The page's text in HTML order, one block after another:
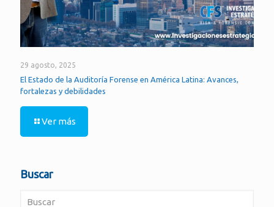
29 agosto, 2025
El Estado de la Auditoría Forense en América Latina: Avances,
fortalezas y debilidades
Ver más
Buscar